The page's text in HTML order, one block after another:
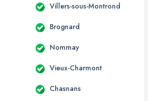
Villers-sous-Montrond
Brognard
Nommay
Vieux-Charmont
Chasnans